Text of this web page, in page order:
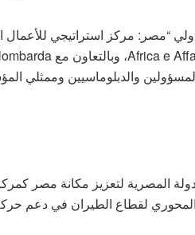
“مصر: مركز استراتيجي للأعمال
والدبلوماسيين وممثلي
المصرية لتعزيز مكانة مصر
لقطاع الطيران في دعم حركة